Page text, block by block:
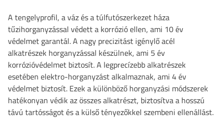
A tengelyprofil, a váz és a túlfutószerkezet háza
tűzihorganyzással védett a korrózió ellen, ami 10 év
védelmet garantál. A nagy precizitást igénylő acél
alkatrészek horganyzással készülnek, ami 5 év
korrózióvédelmet biztosít. A legprecízebb alkatrészek
esetében elektro-horganyzást alkalmaznak, ami 4 év
védelmet biztosít. Ezek a különböző horganyzási módszerek
hatékonyan védik az összes alkatrészt, biztosítva a hosszú
távú tartósságot és a külső tényezőkkel szembeni ellenállást.